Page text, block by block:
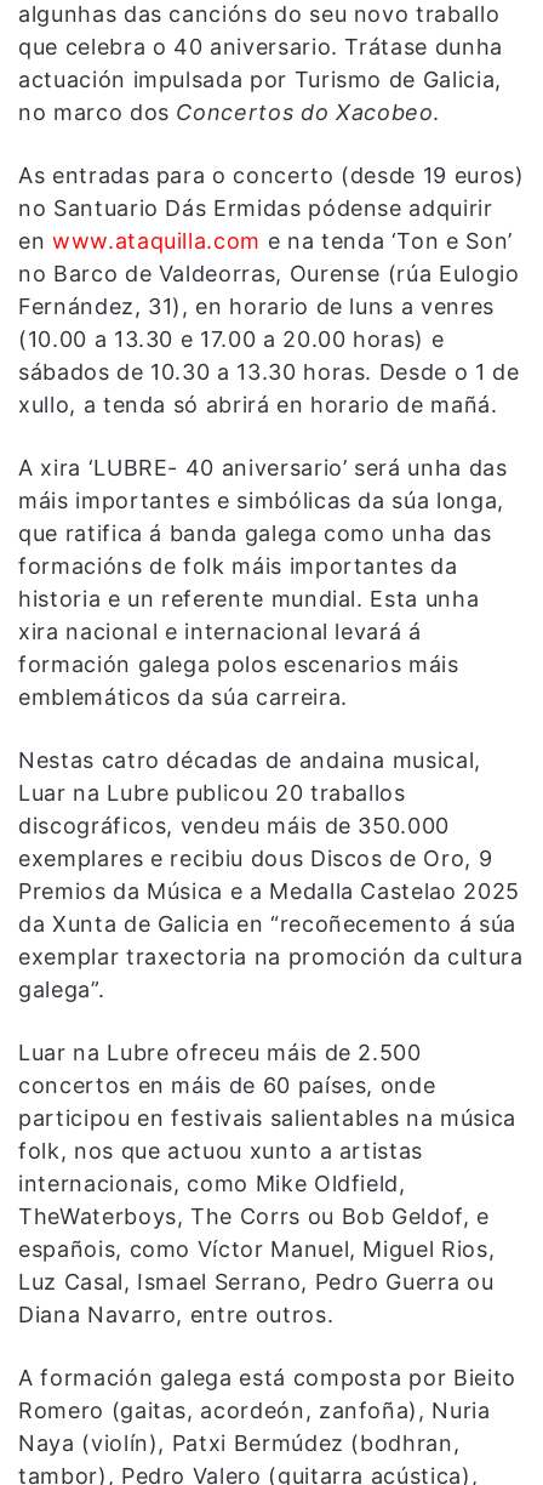
algunhas das cancións do seu novo traballo
que celebra o 40 aniversario. Trátase dunha
actuación impulsada por Turismo de Galicia,
no marco dos Concertos do Xacobeo.
As entradas para o concerto (desde 19 euros)
no Santuario Dás Ermidas pódense adquirir
en www.ataquilla.com e na tenda ‘Ton e Son’
no Barco de Valdeorras, Ourense (rúa Eulogio
Fernández, 31), en horario de luns a venres
(10.00 a 13.30 e 17.00 a 20.00 horas) e
sábados de 10.30 a 13.30 horas. Desde o 1 de
xullo, a tenda só abrirá en horario de mañá.
A xira ‘LUBRE- 40 aniversario’ será unha das
máis importantes e simbólicas da súa longa,
que ratifica á banda galega como unha das
formacións de folk máis importantes da
historia e un referente mundial. Esta unha
xira nacional e internacional levará á
formación galega polos escenarios máis
emblemáticos da súa carreira.
Nestas catro décadas de andaina musical,
Luar na Lubre publicou 20 traballos
discográficos, vendeu máis de 350.000
exemplares e recibiu dous Discos de Oro, 9
Premios da Música e a Medalla Castelao 2025
da Xunta de Galicia en “recoñecemento á súa
exemplar traxectoria na promoción da cultura
galega”.
Luar na Lubre ofreceu máis de 2.500
concertos en máis de 60 países, onde
participou en festivais salientables na música
folk, nos que actuou xunto a artistas
internacionais, como Mike Oldfield,
TheWaterboys, The Corrs ou Bob Geldof, e
españois, como Víctor Manuel, Miguel Rios,
Luz Casal, Ismael Serrano, Pedro Guerra ou
Diana Navarro, entre outros.
A formación galega está composta por Bieito
Romero (gaitas, acordeón, zanfoña), Nuria
Naya (violín), Patxi Bermúdez (bodhran,
tambor), Pedro Valero (guitarra acústica),